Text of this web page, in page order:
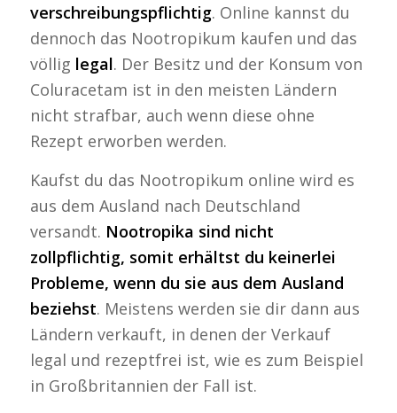
verschreibungspflichtig. Online kannst du
dennoch das Nootropikum kaufen und das
völlig legal. Der Besitz und der Konsum von
Coluracetam ist in den meisten Ländern
nicht strafbar, auch wenn diese ohne
Rezept erworben werden.
Kaufst du das Nootropikum online wird es
aus dem Ausland nach Deutschland
versandt. Nootropika sind nicht
zollpflichtig, somit erhältst du keinerlei
Probleme, wenn du sie aus dem Ausland
beziehst. Meistens werden sie dir dann aus
Ländern verkauft, in denen der Verkauf
legal und rezeptfrei ist, wie es zum Beispiel
in Großbritannien der Fall ist.